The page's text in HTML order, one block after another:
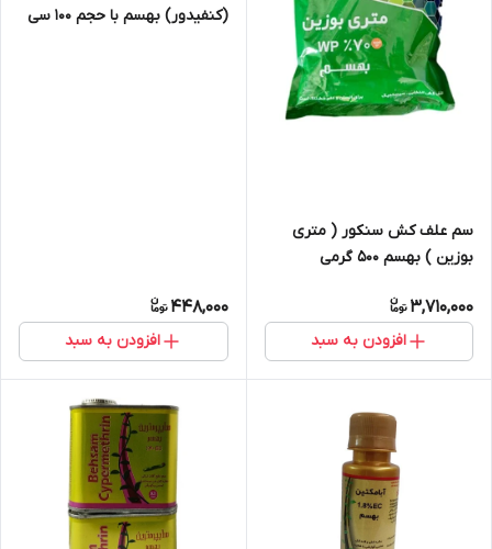
سم علف کش سنکور ( متری
بوزین ) بهسم 500 گرمی
3,710,000
افزودن به سبد
(کنفیدور) بهسم با حجم 100 سی
448,000
افزودن به سبد